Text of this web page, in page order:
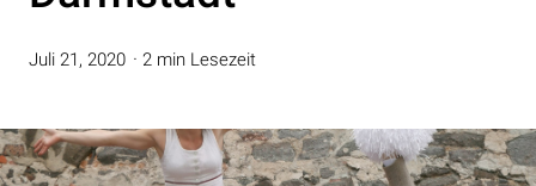
Juli 21, 2020 2 min Lesezeit